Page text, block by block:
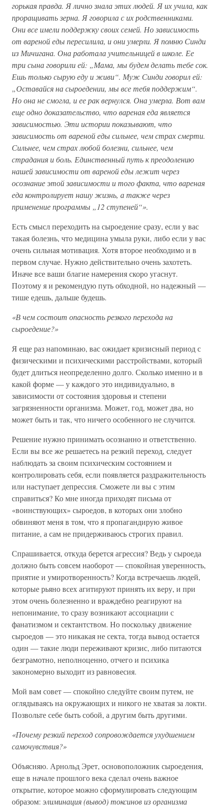
горькая правда. Я лично знала этих людей. Я их учила, как
проращивать зерна. Я говорила с их родственниками.
Они все имели поддержку своих семей. Но зависимость
от вареной еды пересилила, и они умерли. Я помню Синди
из Мичигана. Она работала учительницей в школе. Ее
три сына говорили ей: „Мама, мы будем делать тебе сок.
Ешь только сырую еду и живи“. Муж Синди говорил ей:
„Оставайся на сыроедении, мы все тебя поддержим“.
Но она не смогла, и ее рак вернулся. Она умерла. Вот вам
еще одно доказательство, что вареная еда является
зависимостью. Эти истории показывают, что
зависимость от вареной еды сильнее, чем страх смерти.
Сильнее, чем страх любой болезни, сильнее, чем
страдания и боль. Единственный путь к преодолению
нашей зависимости от вареной еды лежит через
осознание этой зависимости и того факта, что вареная
еда контролирует нашу жизнь, а также через
применение программы „12 ступеней“».
Есть смысл переходить на сыроедение сразу, если у вас
такая болезнь, что медицина умыла руки, либо если у вас
очень сильная мотивация. Хотя второе необходимо и в
первом случае. Нужно действительно очень захотеть.
Иначе все ваши благие намерения скоро угаснут.
Поэтому я и рекомендую путь обходной, но надежный —
тише едешь, дальше будешь.
«В чем состоит опасность резкого перехода на
сыроедение?»
Я еще раз напоминаю, вас ожидает кризисный период с
физическими и психическими расстройствами, который
будет длиться неопределенно долго. Сколько именно и в
какой форме — у каждого это индивидуально, в
зависимости от состояния здоровья и степени
загрязненности организма. Может, год, может два, но
может быть и так, что ничего особенного не случится.
Решение нужно принимать осознанно и ответственно.
Если вы все же решаетесь на резкий переход, следует
наблюдать за своим психическим состоянием и
контролировать себя, если появляется раздражительность
или наступает депрессия. Сможете ли вы с этим
справиться? Ко мне иногда приходят письма от
«воинствующих» сыроедов, в которых они злобно
обвиняют меня в том, что я пропагандирую живое
питание, а сам не придерживаюсь строгих правил.
Спрашивается, откуда берется агрессия? Ведь у сыроеда
должно быть совсем наоборот — спокойная уверенность,
приятие и умиротворенность? Когда встречаешь людей,
которые рьяно всех агитируют принять их веру, и при
этом очень болезненно и враждебно реагируют на
непонимание, то сразу возникают ассоциации с
фанатизмом и сектантством. Но поскольку движение
сыроедов — это никакая не секта, тогда вывод остается
один — такие люди переживают кризис, либо питаются
безграмотно, неполноценно, отчего и психика
закономерно выходит из равновесия.
Мой вам совет — спокойно следуйте своим путем, не
оглядываясь на окружающих и никого не хватая за локти.
Позвольте себе быть собой, а другим быть другими.
«Почему резкий переход сопровождается ухудшением
самочувствия?»
Объясняю. Арнольд Эрет, основоположник сыроедения,
еще в начале прошлого века сделал очень важное
открытие, которое можно сформулировать следующим
образом: элиминация (вывод) токсинов из организма